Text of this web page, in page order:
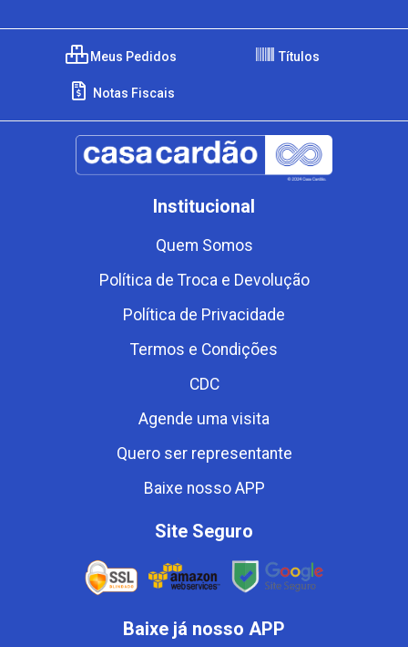
Meus Pedidos Títulos
Notas Fiscais
Institucional
Quem Somos
Política de Troca e Devolução
Política de Privacidade
Termos e Condições
CDC
Agende uma visita
Quero ser representante
Baixe nosso APP
Site Seguro
Baixe já nosso APP